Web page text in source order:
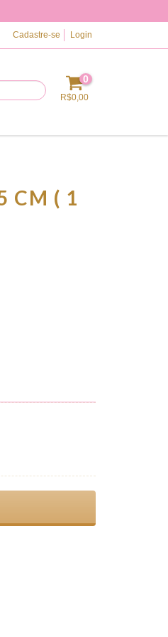
Cadastre-se Login
0
R$0,00
CM ( 1